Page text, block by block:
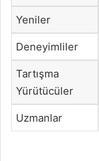
Yeniler
Deneyimliler
Tartışma
Yürütücüler
Uzmanlar